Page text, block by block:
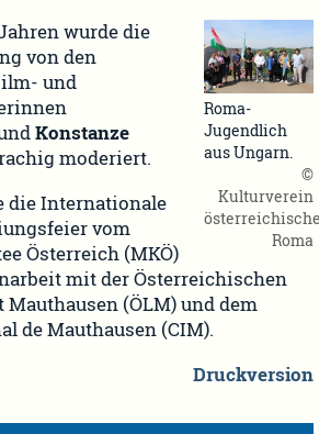
Roma-
Jugendlich
aus Ungarn.
©
Kulturverein
Roma
wurde die
von den
und
Konstanze
moderiert.
die Internationale
vom
Österreich (MKÖ)
mit der Österreichischen
(ÖLM) und dem
de Mauthausen (CIM).
Druckversion